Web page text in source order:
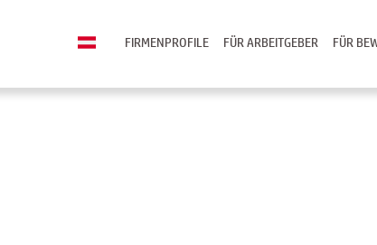
FÜR
FÜR ARBEITGEBER
FIRMENPROFILE